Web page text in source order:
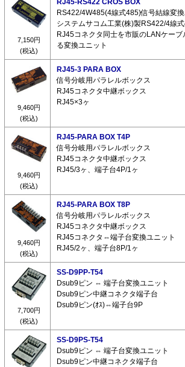
7,150円
(税込)
RS422/4W485(4線式485)信号結線変換
システムサコム工業(株)製RS422/4線
RJ45コネクタ同士を市販のLANケー
る変換ユニット
9,460円
(税込)
RJ45-3 PARA BOX
信号分岐用パラレルボックス
RJ45コネクタ中継ボックス
RJ45×3ヶ
9,460円
(税込)
RJ45-PARA BOX T4P
信号分岐用パラレルボックス
RJ45コネクタ中継ボックス
RJ45/3ヶ、端子台4P/1ヶ
9,460円
(税込)
RJ45-PARA BOX T8P
信号分岐用パラレルボックス
RJ45コネクタ中継ボックス
RJ45コネクタ⇔端子台変換ユニット
RJ45/2ヶ、端子台8P/1ヶ
7,700円
(税込)
SS-D9PP-T54
Dsub9ピン ⇔ 端子台変換ユニット
Dsub9ピン中継コネクタ端子台
Dsub9ピン(ｵｽ)⇔端子台9P
SS-D9PS-T54
Dsub9ピン ⇔ 端子台変換ユニット
Dsub9ピン中継コネクタ端子台